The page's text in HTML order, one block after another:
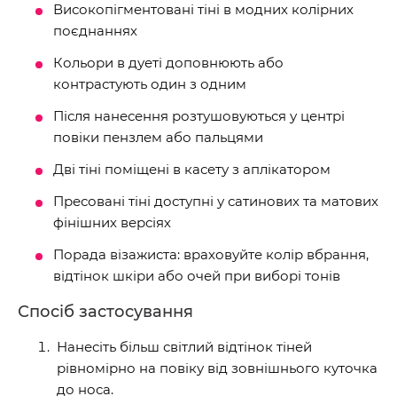
Високопігментовані тіні в модних колірних
поєднаннях
Кольори в дуеті доповнюють або
контрастують один з одним
Після нанесення розтушовуються у центрі
повіки пензлем або пальцями
Дві тіні поміщені в касету з аплікатором
Пресовані тіні доступні у сатинових та матових
фінішних версіях
Порада візажиста: враховуйте колір вбрання,
відтінок шкіри або очей при виборі тонів
Спосіб застосування
Нанесіть більш світлий відтінок тіней
рівномірно на повіку від зовнішнього куточка
до носа.